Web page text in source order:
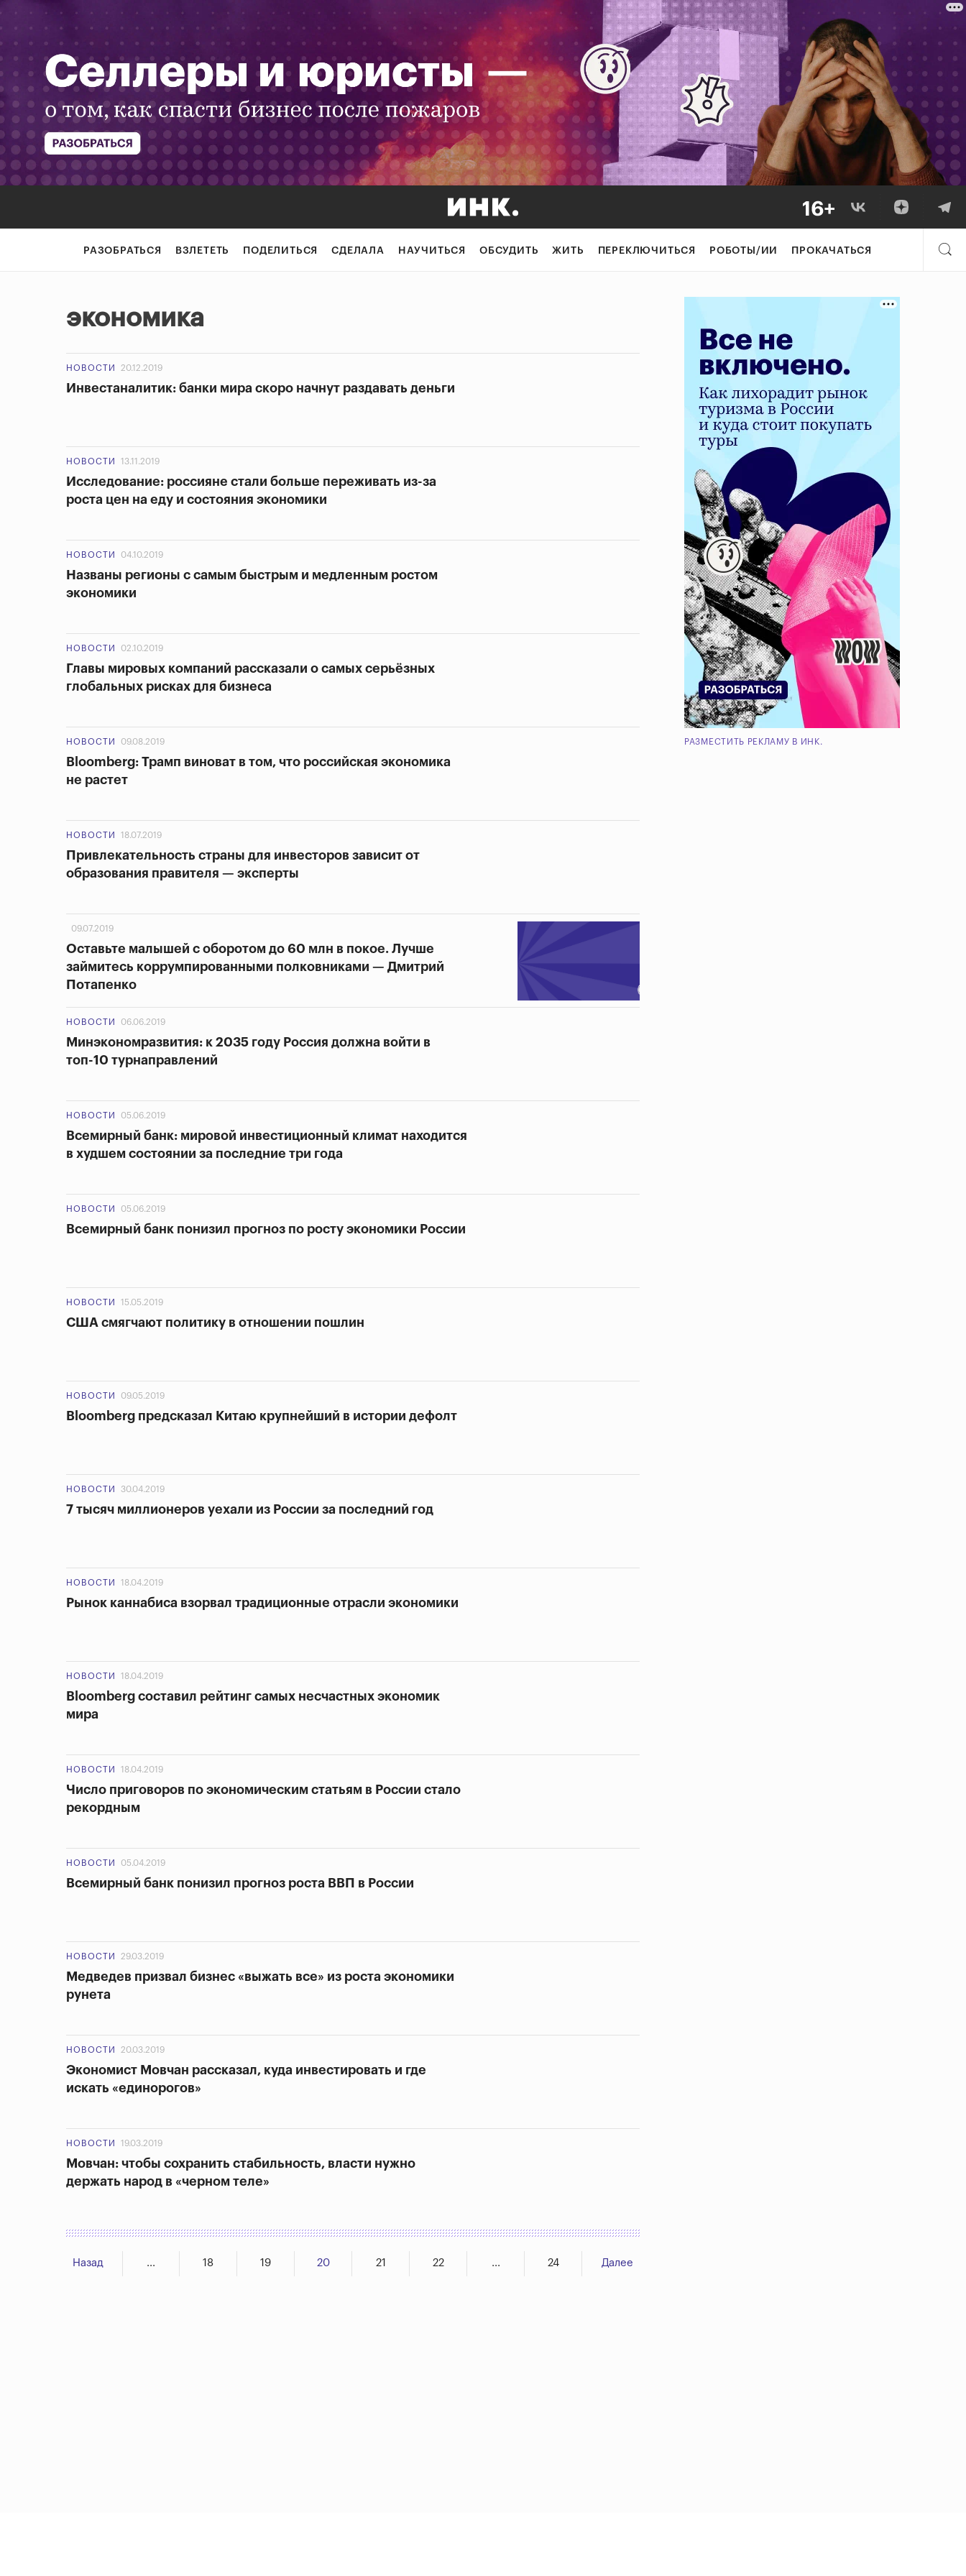
РАЗОБРАТЬСЯ ВЗЛЕТЕТЬ ПОДЕЛИТЬСЯ СДЕЛАЛА НАУЧИТЬСЯ ОБСУДИТЬ ЖИТЬ ПЕРЕКЛЮЧИТЬСЯ РОБОТЫ/ИИ ПРОКАЧАТЬСЯ
экономика
НОВОСТИ 20.12.2019
Инвестаналитик: банки мира скоро начнут раздавать деньги
НОВОСТИ 13.11.2019
Исследование: россияне стали больше переживать из-за
роста цен на еду и состояния экономики
НОВОСТИ 04.10.2019
Названы регионы с самым быстрым и медленным ростом
экономики
НОВОСТИ 02.10.2019
Главы мировых компаний рассказали о самых серьёзных
глобальных рисках для бизнеса
НОВОСТИ 09.08.2019
Bloomberg: Трамп виноват в том, что российская экономика
не растет
НОВОСТИ 18.07.2019
Привлекательность страны для инвесторов зависит от
образования правителя — эксперты
09.07.2019
Оставьте малышей с оборотом до 60 млн в покое. Лучше
займитесь коррумпированными полковниками — Дмитрий
Потапенко
НОВОСТИ 06.06.2019
Минэкономразвития: к 2035 году Россия должна войти в
топ-10 турнаправлений
НОВОСТИ 05.06.2019
Всемирный банк: мировой инвестиционный климат находится
в худшем состоянии за последние три года
НОВОСТИ 05.06.2019
Всемирный банк понизил прогноз по росту экономики России
НОВОСТИ 15.05.2019
США смягчают политику в отношении пошлин
НОВОСТИ 09.05.2019
Bloomberg предсказал Китаю крупнейший в истории дефолт
НОВОСТИ 30.04.2019
7 тысяч миллионеров уехали из России за последний год
НОВОСТИ 18.04.2019
Рынок каннабиса взорвал традиционные отрасли экономики
НОВОСТИ 18.04.2019
Bloomberg составил рейтинг самых несчастных экономик
мира
НОВОСТИ 18.04.2019
Число приговоров по экономическим статьям в России стало
рекордным
НОВОСТИ 05.04.2019
Всемирный банк понизил прогноз роста ВВП в России
НОВОСТИ 29.03.2019
Медведев призвал бизнес «выжать все» из роста экономики
рунета
НОВОСТИ 20.03.2019
Экономист Мовчан рассказал, куда инвестировать и где
искать «единорогов»
НОВОСТИ 19.03.2019
Мовчан: чтобы сохранить стабильность, власти нужно
держать народ в «черном теле»
Назад ... 18 19 20 21 22 ... 24 Далее
РАЗМЕСТИТЬ РЕКЛАМУ В ИНК.